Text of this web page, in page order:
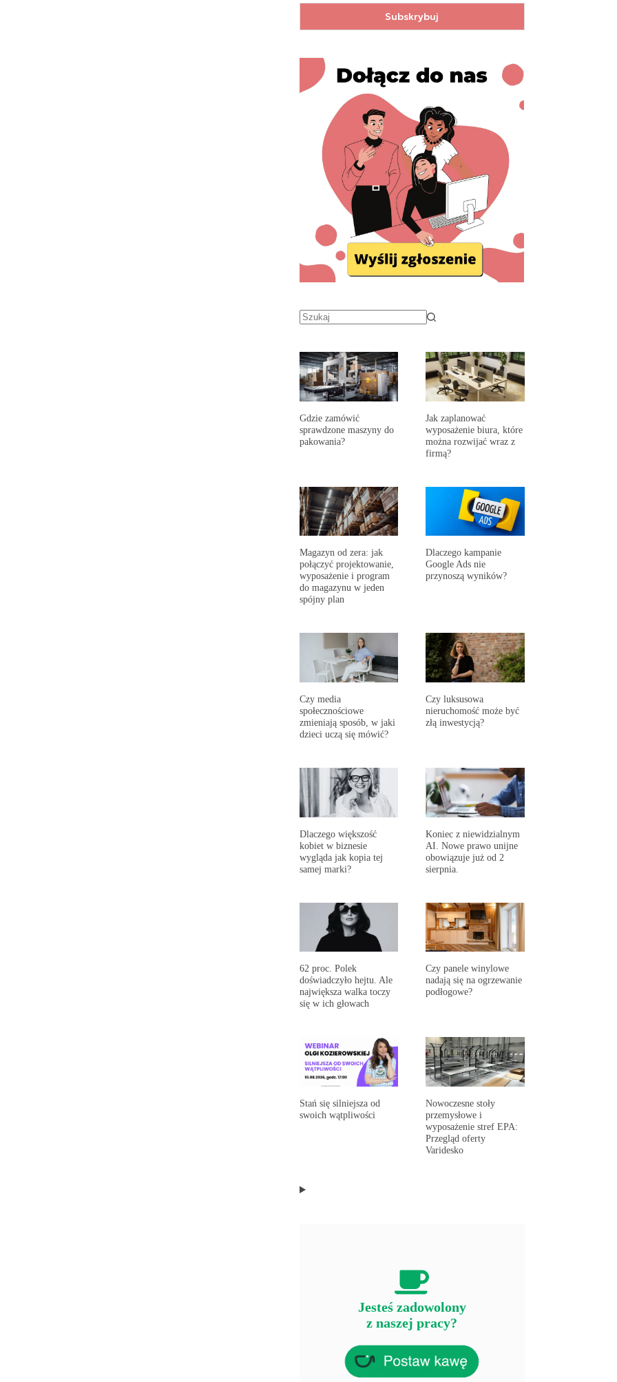
Gdzie zamówić
sprawdzone maszyny do
pakowania?
Jak zaplanować
wyposażenie biura, które
można rozwijać wraz z
firmą?
Magazyn od zera: jak
połączyć projektowanie,
wyposażenie i program
do magazynu w jeden
spójny plan
Dlaczego kampanie
Google Ads nie
przynoszą wyników?
Czy media
społecznościowe
zmieniają sposób, w jaki
dzieci uczą się mówić?
Czy luksusowa
nieruchomość może być
złą inwestycją?
Dlaczego większość
kobiet w biznesie
wygląda jak kopia tej
samej marki?
Koniec z niewidzialnym
AI. Nowe prawo unijne
obowiązuje już od 2
sierpnia.
62 proc. Polek
doświadczyło hejtu. Ale
największa walka toczy
się w ich głowach
Czy panele winylowe
nadają się na ogrzewanie
podłogowe?
Stań się silniejsza od
swoich wątpliwości
Nowoczesne stoły
przemysłowe i
wyposażenie stref EPA:
Przegląd oferty
Varidesko
Jesteś zadowolony
z naszej pracy?